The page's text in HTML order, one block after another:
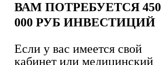
ВАМ ПОТРЕБУЕТСЯ 450
000 РУБ ИНВЕСТИЦИЙ
Если у вас имеется свой
кабинет или медицинский